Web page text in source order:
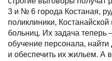
3 и № 6 города Костаная,
поликлиники,
больниц. Их задача теперь
обучение персонала,
и обеспечить их жильем. А